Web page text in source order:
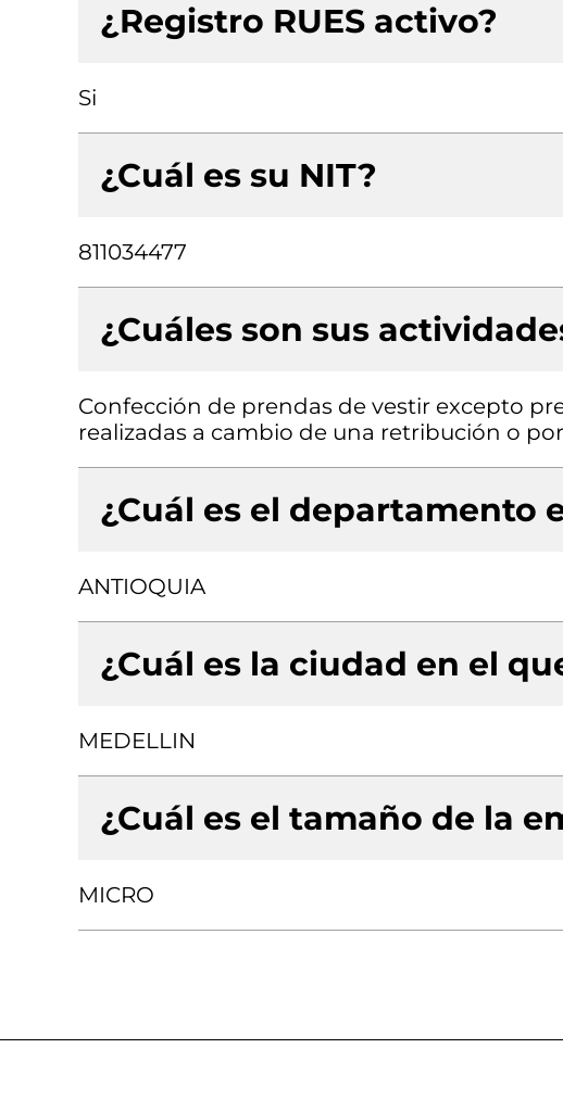
¿Registro RUES activo?
Si
¿Cuál es su NIT?
811034477
¿Cuáles son sus
Confección de prendas de vestir excepto
realizadas a cambio de una retribución o
¿Cuál es el departamento
ANTIOQUIA
¿Cuál es la ciudad en el
MEDELLIN
¿Cuál es el tamaño de la
MICRO